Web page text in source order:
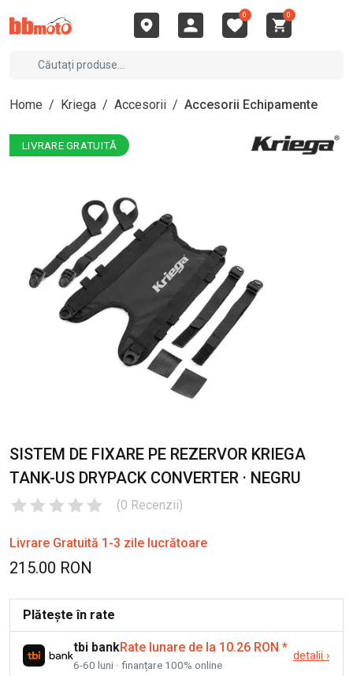
0 0
Home / Kriega / Accesorii / Accesorii Echipamente
LIVRARE GRATUITĂ
SISTEM DE FIXARE PE REZERVOR KRIEGA
TANK-US DRYPACK CONVERTER · NEGRU
(0 Recenzii)
Livrare Gratuită 1-3 zile lucrătoare
215.00 RON
Plătește în rate
tbi bankRate lunare de la 10.26 RON *
6-60 luni · finanțare 100% online
detalii ›